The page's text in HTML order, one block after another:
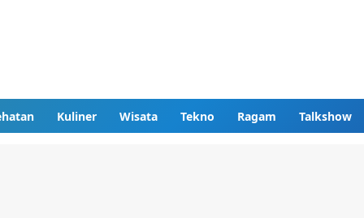
Kuliner Wisata Tekno Ragam Talkshow